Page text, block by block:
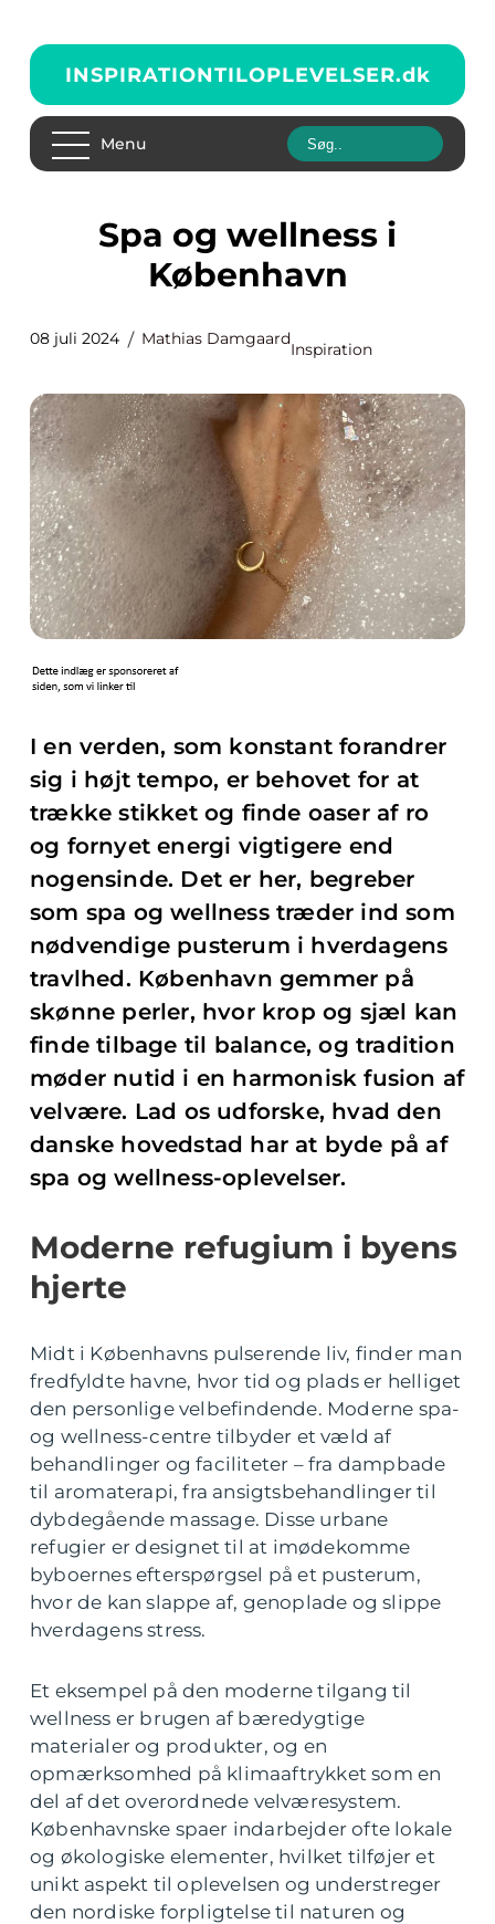
INSPIRATIONTILOPLEVELSER.dk
Menu
Spa og wellness i
København
08 juli 2024 Mathias Damgaard
Inspiration
I en verden, som konstant forandrer
sig i højt tempo, er behovet for at
trække stikket og finde oaser af ro
og fornyet energi vigtigere end
nogensinde. Det er her, begreber
som spa og wellness træder ind som
nødvendige pusterum i hverdagens
travlhed. København gemmer på
skønne perler, hvor krop og sjæl kan
finde tilbage til balance, og tradition
møder nutid i en harmonisk fusion af
velvære. Lad os udforske, hvad den
danske hovedstad har at byde på af
spa og wellness-oplevelser.
Moderne refugium i byens
hjerte
Midt i Københavns pulserende liv, finder man
fredfyldte havne, hvor tid og plads er helliget
den personlige velbefindende. Moderne spa-
og wellness-centre tilbyder et væld af
behandlinger og faciliteter – fra dampbade
til aromaterapi, fra ansigtsbehandlinger til
dybdegående massage. Disse urbane
refugier er designet til at imødekomme
byboernes efterspørgsel på et pusterum,
hvor de kan slappe af, genoplade og slippe
hverdagens stress.
Et eksempel på den moderne tilgang til
wellness er brugen af bæredygtige
materialer og produkter, og en
opmærksomhed på klimaaftrykket som en
del af det overordnede velværesystem.
Københavnske spaer indarbejder ofte lokale
og økologiske elementer, hvilket tilføjer et
unikt aspekt til oplevelsen og understreger
den nordiske forpligtelse til naturen og